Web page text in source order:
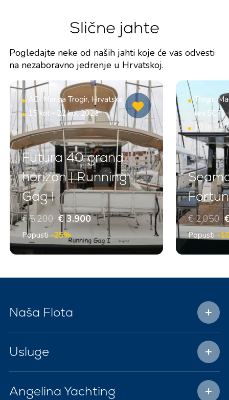
Slične jahte
Pogledajte neke od naših jahti koje će vas odvesti
na nezaboravno jedrenje u Hrvatskoj.
ACI Marina Trogir, Hrvatska
15 kol - 22 kol 2026
Futura 40 grand
horizon | Running
Gag I
€ 5.200 € 3.900
Popusti -25%
Trogir,
10 lis -
€ 2.050
Popusti -
Naša Flota
Usluge
Angelina Yachting